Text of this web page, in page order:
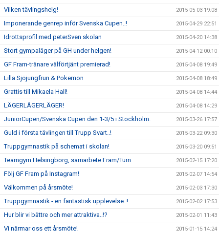
Vilken tävlingshelg! 2015-05-03 19:08
Imponerande genrep inför Svenska Cupen..! 2015-04-29 22:51
Idrottsprofil med peterSven skolan 2015-04-20 14:38
Stort gympaläger på GH under helgen! 2015-04-12 00:10
GF Fram-tränare välförtjänt premierad! 2015-04-08 19:49
Lilla Sjöjungfrun & Pokemon 2015-04-08 18:49
Grattis till Mikaela Hall! 2015-04-08 14:44
LÄGERLÄGERLÄGER! 2015-04-08 14:29
JuniorCupen/Svenska Cupen den 1-3/5 i Stockholm. 2015-03-26 17:57
Guld i första tävlingen till Trupp Svart..! 2015-03-22 09:30
Truppgymnastik på schemat i skolan! 2015-03-20 09:51
Teamgym Helsingborg, samarbete Fram/Turn 2015-02-15 17:20
Följ GF Fram på Instagram! 2015-02-07 14:54
Välkommen på årsmöte! 2015-02-03 17:30
Truppgymnastik - en fantastisk upplevelse..! 2015-02-02 17:53
Hur blir vi bättre och mer attraktiva..!? 2015-02-01 11:43
Vi närmar oss ett årsmöte! 2015-01-15 14:24